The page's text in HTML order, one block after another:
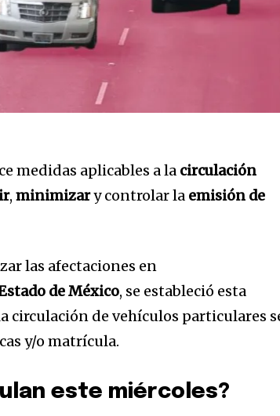
medidas aplicables a la circulación
, minimizary controlar la emisión de
las afectaciones en
de México, se estableció esta
circulación de vehículos particulares
y/o matrícula.
este miércoles?